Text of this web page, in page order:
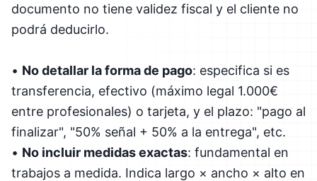
documento no tiene validez fiscal y el cliente no
podrá deducirlo.
• No detallar la forma de pago: especifica si es
transferencia, efectivo (máximo legal 1.000€
entre profesionales) o tarjeta, y el plazo: "pago al
finalizar", "50% señal + 50% a la entrega", etc.
• No incluir medidas exactas: fundamental en
trabajos a medida. Indica largo × ancho × alto en